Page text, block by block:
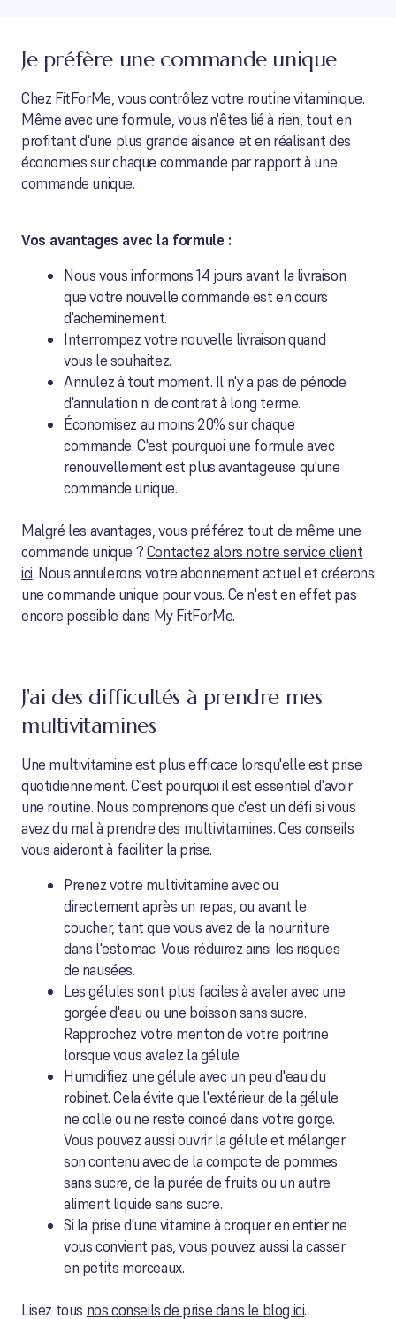
Je préfère une commande unique
Chez FitForMe, vous contrôlez votre routine vitaminique.
Même avec une formule, vous n'êtes lié à rien, tout en
profitant d'une plus grande aisance et en réalisant des
économies sur chaque commande par rapport à une
commande unique.
Vos avantages avec la formule :
Nous vous informons 14 jours avant la livraison
que votre nouvelle commande est en cours
d'acheminement.
Interrompez votre nouvelle livraison quand
vous le souhaitez.
Annulez à tout moment. Il n'y a pas de période
d'annulation ni de contrat à long terme.
Économisez au moins 20% sur chaque
commande. C'est pourquoi une formule avec
renouvellement est plus avantageuse qu'une
commande unique.
Malgré les avantages, vous préférez tout de même une
commande unique ?Contactez alors notre service client
ici. Nous annulerons votre abonnement actuel et créerons
une commande unique pour vous. Ce n'est en effet pas
encore possible dans My FitForMe.
J'ai des difficultés à prendre mes
multivitamines
Une multivitamine est plus efficace lorsqu'elle est prise
quotidiennement. C'est pourquoi il est essentiel d'avoir
une routine. Nous comprenons que c'est un défi si vous
avez du mal à prendre des multivitamines. Ces conseils
vous aideront à faciliter la prise.
Prenez votre multivitamine avec ou
directement après un repas, ou avant le
coucher, tant que vous avez de la nourriture
dans l'estomac. Vous réduirez ainsi les risques
de nausées.
Les gélules sont plus faciles à avaler avec une
gorgée d'eau ou une boisson sans sucre.
Rapprochez votre menton de votre poitrine
lorsque vous avalez la gélule.
Humidifiez une gélule avec un peu d'eau du
robinet. Cela évite que l'extérieur de la gélule
ne colle ou ne reste coincé dans votre gorge.
Vous pouvez aussi ouvrir la gélule et mélanger
son contenu avec de la compote de pommes
sans sucre, de la purée de fruits ou un autre
aliment liquide sans sucre.
Si la prise d'une vitamine à croquer en entier ne
vous convient pas, vous pouvez aussi la casser
en petits morceaux.
Lisez tous nos conseils de prise dans le blog ici.